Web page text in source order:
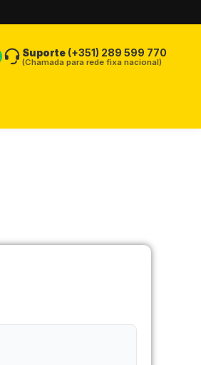
Suporte (+351) 289 599 770
(Chamada para rede fixa nacional)